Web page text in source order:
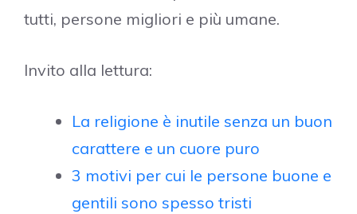
tutti, persone migliori e più umane.
Invito alla lettura:
La religione è inutile senza un buon
carattere e un cuore puro
3 motivi per cui le persone buone e
gentili sono spesso tristi